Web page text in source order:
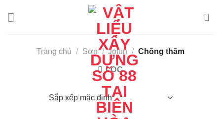
Trang chủ / Sơn / Jotun / Chống thấm
LỌC